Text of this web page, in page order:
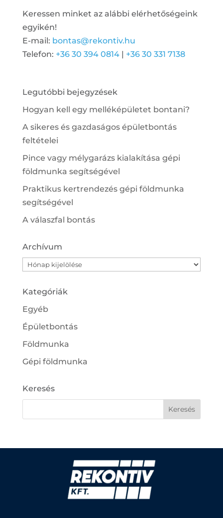
Keressen minket az alábbi elérhetőségeink
egyikén!
E-mail: bontas@rekontiv.hu
Telefon: +36 30 394 0814| +36 30 331 7138
Legutóbbi bejegyzések
Hogyan kell egy melléképületet bontani?
A sikeres és gazdaságos épületbontás
feltételei
Pince vagy mélygarázs kialakítása gépi
földmunka segítségével
Praktikus kertrendezés gépi földmunka
segítségével
A válaszfal bontás
Archívum
Archívum
Kategóriák
Egyéb
Épületbontás
Földmunka
Gépi földmunka
Keresés